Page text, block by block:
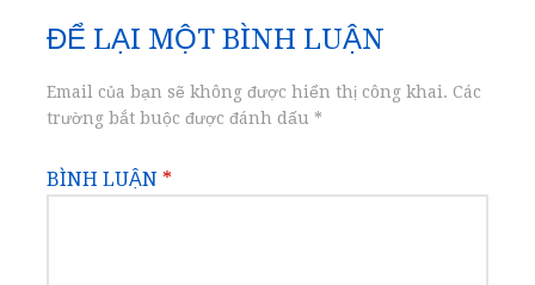
bài
viết
ĐỂ LẠI MỘT BÌNH LUẬN
Email của bạn sẽ không được hiển thị công khai. Các
trường bắt buộc được đánh dấu *
BÌNH LUẬN *